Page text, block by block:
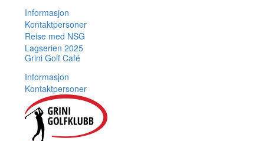
Informasjon
Kontaktpersoner
Reise med NSG
Lagserien 2025
Grini Golf Café
Informasjon
Kontaktpersoner